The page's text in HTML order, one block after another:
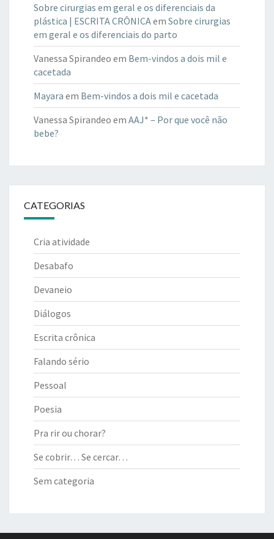
Sobre cirurgias em geral e os diferenciais da
plástica | ESCRITA CRÔNICAem Sobre cirurgias
em geral e os diferenciais do parto
Vanessa Spirandeo em Bem-vindos a dois mil e
cacetada
Mayara em Bem-vindos a dois mil e cacetada
Vanessa Spirandeo em AAJ* – Por que você não
bebe?
CATEGORIAS
Cria atividade
Desabafo
Devaneio
Diálogos
Escrita crônica
Falando sério
Pessoal
Poesia
Pra rir ou chorar?
Se cobrir… Se cercar…
Sem categoria